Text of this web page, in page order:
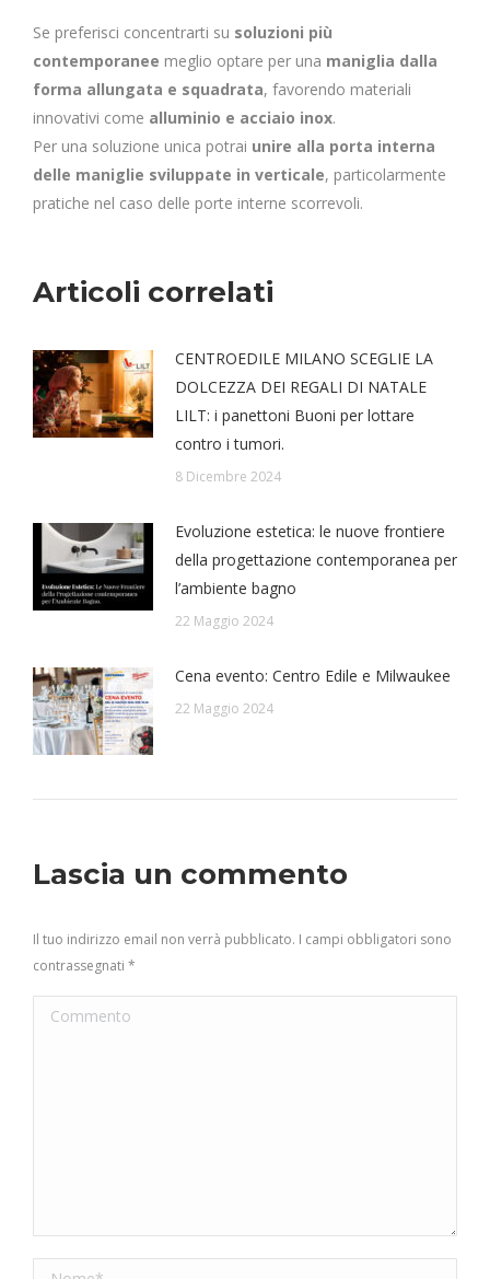
Se preferisci concentrarti su soluzioni più
contemporanee meglio optare per una maniglia dalla
forma allungata e squadrata, favorendo materiali
innovativi come alluminio e acciaio inox.
Per una soluzione unica potrai unire alla porta interna
delle maniglie sviluppate in verticale, particolarmente
pratiche nel caso delle porte interne scorrevoli.
Articoli correlati
CENTROEDILE MILANO SCEGLIE LA
DOLCEZZA DEI REGALI DI NATALE
LILT: i panettoni Buoni per lottare
contro i tumori.
8 Dicembre 2024
Evoluzione estetica: le nuove frontiere
della progettazione contemporanea per
l’ambiente bagno
22 Maggio 2024
Cena evento: Centro Edile e Milwaukee
22 Maggio 2024
Lascia un commento
Il tuo indirizzo email non verrà pubblicato. I campi obbligatori sono
contrassegnati *
Commento
Nome *